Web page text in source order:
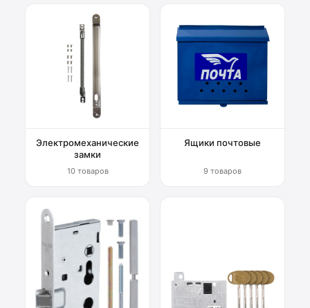
Электромеханические
замки
10 товаров
Ящики почтовые
9 товаров